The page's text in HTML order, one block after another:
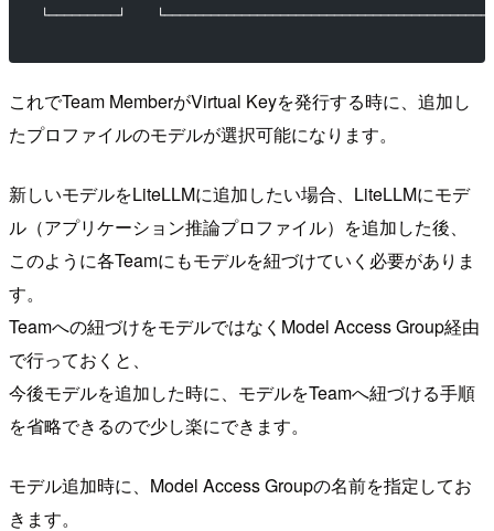
└─────────┘
これでTeam MemberがVirtual Keyを発行する時に、追加し
たプロファイルのモデルが選択可能になります。
新しいモデルをLiteLLMに追加したい場合、LiteLLMにモデ
ル（アプリケーション推論プロファイル）を追加した後、
このように各Teamにもモデルを紐づけていく必要がありま
す。
Teamへの紐づけをモデルではなくModel Access Group経由
で行っておくと、
今後モデルを追加した時に、モデルをTeamへ紐づける手順
を省略できるので少し楽にできます。
モデル追加時に、Model Access Groupの名前を指定してお
きます。